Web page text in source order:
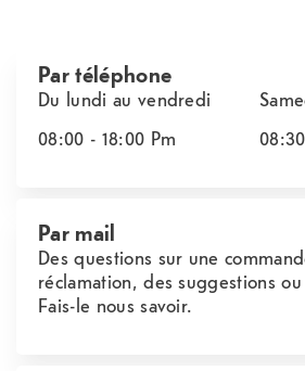
Par téléphone
Du lundi au vendredi
08:00 - 18:00 Pm
Par mail
Des questions sur une
réclamation, des suggestions
Fais-le nous savoir.